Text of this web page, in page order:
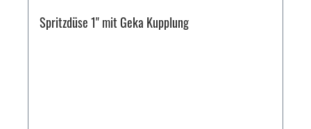
Spritzdüse 1" mit Geka Kupplung